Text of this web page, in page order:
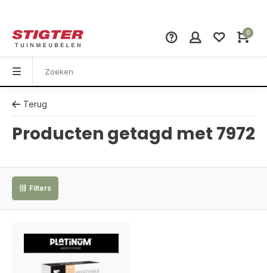
0
Terug
Producten getagd met 7972
Filters